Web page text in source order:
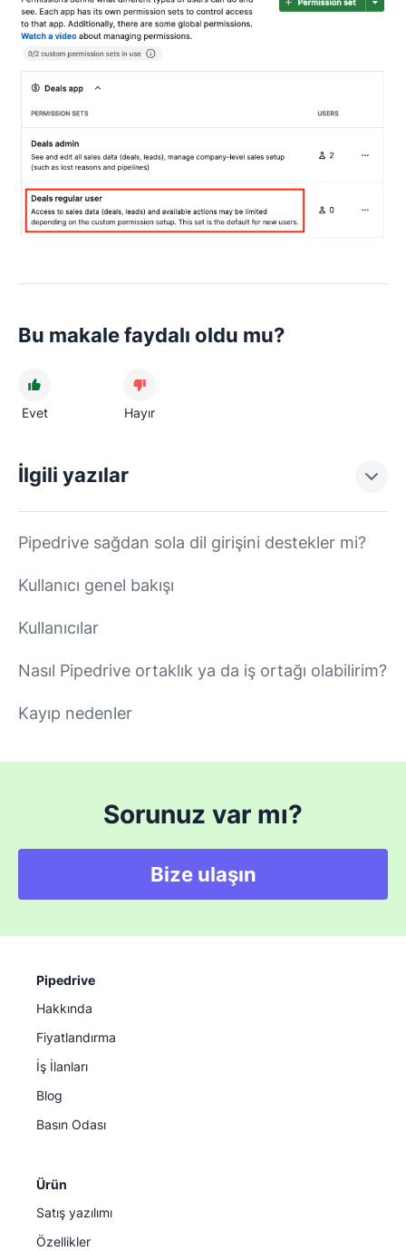
Bu makale faydalı oldu mu?
Evet Hayır
İlgili yazılar
Pipedrive sağdan sola dil girişini destekler mi?
Kullanıcı genel bakışı
Kullanıcılar
Nasıl Pipedrive ortaklık ya da iş ortağı olabilirim?
Kayıp nedenler
Sorunuz var mı?
Bize ulaşın
Pipedrive
Hakkında
Fiyatlandırma
İş İlanları
Blog
Basın Odası
Ürün
Satış yazılımı
Özellikler